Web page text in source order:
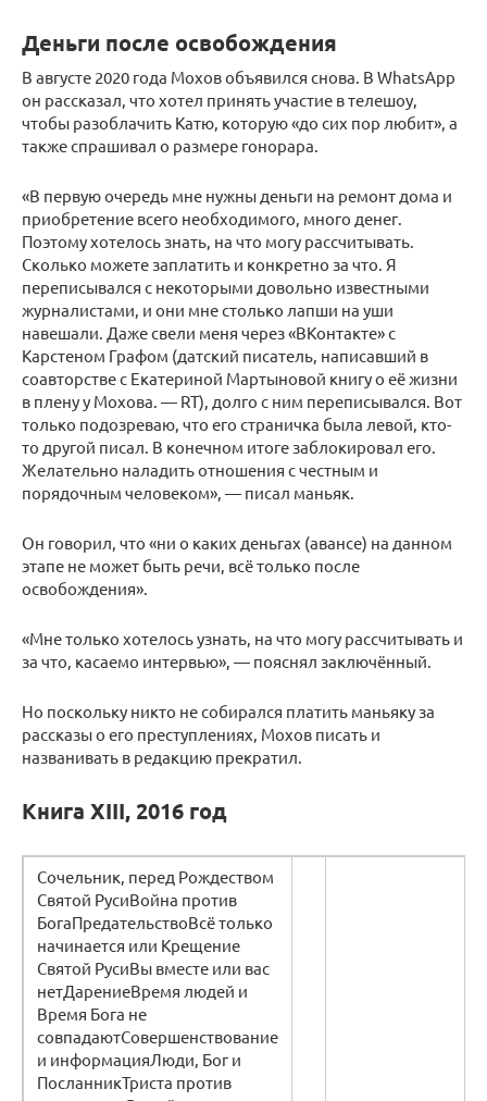
Деньги после освобождения
В августе 2020 года Мохов объявился снова. В WhatsApp
он рассказал, что хотел принять участие в телешоу,
чтобы разоблачить Катю, которую «до сих пор любит», а
также спрашивал о размере гонорара.
«В первую очередь мне нужны деньги на ремонт дома и
приобретение всего необходимого, много денег.
Поэтому хотелось знать, на что могу рассчитывать.
Сколько можете заплатить и конкретно за что. Я
переписывался с некоторыми довольно известными
журналистами, и они мне столько лапши на уши
навешали. Даже свели меня через «ВКонтакте» с
Карстеном Графом (датский писатель, написавший в
соавторстве с Екатериной Мартыновой книгу о её жизни
в плену у Мохова. — RT), долго с ним переписывался. Вот
только подозреваю, что его страничка была левой, кто-
то другой писал. В конечном итоге заблокировал его.
Желательно наладить отношения с честным и
порядочным человеком», — писал маньяк.
Он говорил, что «ни о каких деньгах (авансе) на данном
этапе не может быть речи, всё только после
освобождения».
«Мне только хотелось узнать, на что могу рассчитывать и
за что, касаемо интервью», — пояснял заключённый.
Но поскольку никто не собирался платить маньяку за
рассказы о его преступлениях, Мохов писать и
названивать в редакцию прекратил.
Книга XIII, 2016 год
Сочельник, перед Рождеством
Святой РусиВойна против
БогаПредательствоВсё только
начинается или Крещение
Святой РусиВы вместе или вас
нетДарениеВремя людей и
Время Бога не
совпадаютСовершенствование
и информацияЛюди, Бог и
ПосланникТриста против